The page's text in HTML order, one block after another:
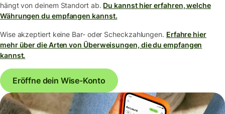
hängt von deinem Standort ab. Du kannst hier erfahren, welche
Währungen du empfangen kannst.
Wise akzeptiert keine Bar- oder Scheckzahlungen. Erfahre hier
mehr über die Arten von Überweisungen, die du empfangen
kannst.
Eröffne dein Wise-Konto